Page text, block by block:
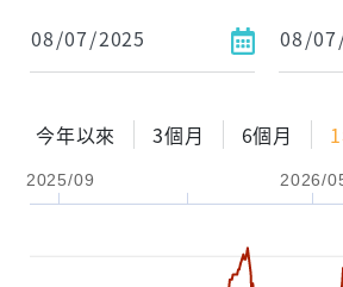
今年以來 3個月 6個月
2025/09 2026/
1年
2年
配息金額